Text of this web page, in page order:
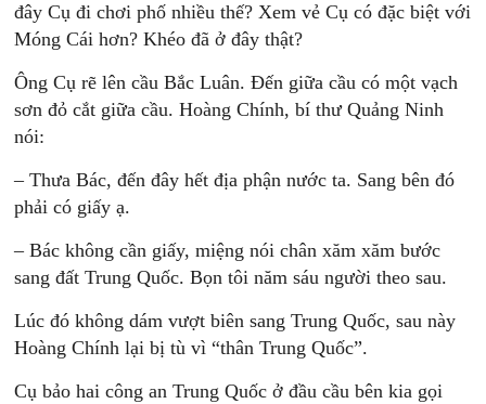
đây Cụ đi chơi phố nhiều thế? Xem vẻ Cụ có đặc biệt với
Móng Cái hơn? Khéo đã ở đây thật?
Ông Cụ rẽ lên cầu Bắc Luân. Đến giữa cầu có một vạch
sơn đỏ cắt giữa cầu. Hoàng Chính, bí thư Quảng Ninh
nói:
– Thưa Bác, đến đây hết địa phận nước ta. Sang bên đó
phải có giấy ạ.
– Bác không cần giấy, miệng nói chân xăm xăm bước
sang đất Trung Quốc. Bọn tôi năm sáu người theo sau.
Lúc đó không dám vượt biên sang Trung Quốc, sau này
Hoàng Chính lại bị tù vì “thân Trung Quốc”.
Cụ bảo hai công an Trung Quốc ở đầu cầu bên kia gọi